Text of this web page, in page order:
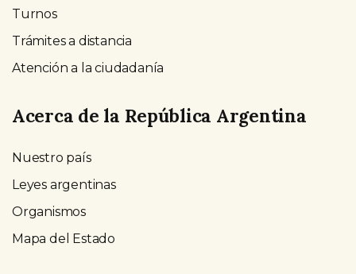
Turnos
Trámites a distancia
Atención a la ciudadanía
Acerca de la República Argentina
Nuestro país
Leyes argentinas
Organismos
Mapa del Estado